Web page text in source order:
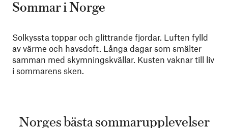
Sommar i Norge
Solkyssta toppar och glittrande fjordar. Luften fylld
av värme och havsdoft. Långa dagar som smälter
samman med skymningskvällar. Kusten vaknar till liv
i sommarens sken.
Norges bästa sommarupplevelser